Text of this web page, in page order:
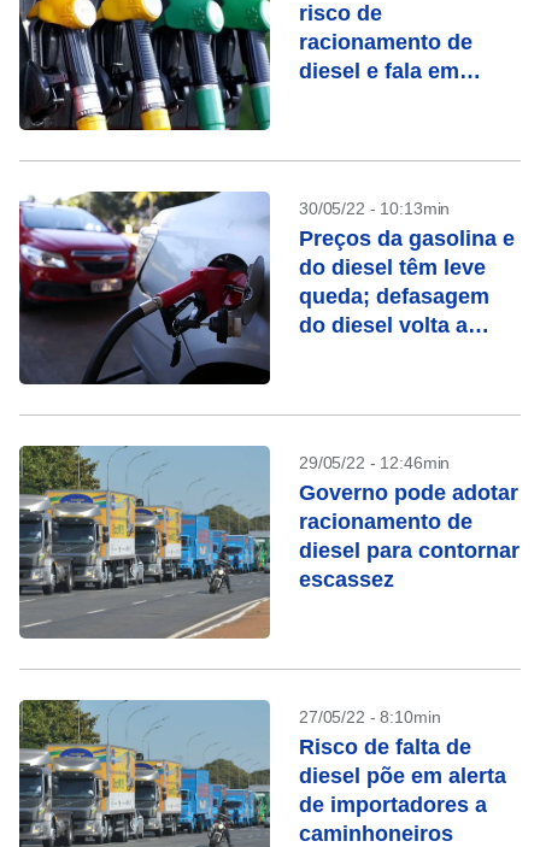
risco de
racionamento de
diesel e fala em
combustível
30/05/22 - 10:13min
Preços da gasolina e
do diesel têm leve
queda; defasagem
do diesel volta a
29/05/22 - 12:46min
Governo pode adotar
racionamento de
diesel para contornar
escassez
27/05/22 - 8:10min
Risco de falta de
diesel põe em alerta
de importadores a
caminhoneiros